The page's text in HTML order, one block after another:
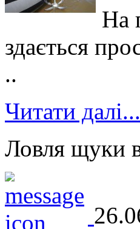
На
здається
..
Читати далі...
Ловля щуки в